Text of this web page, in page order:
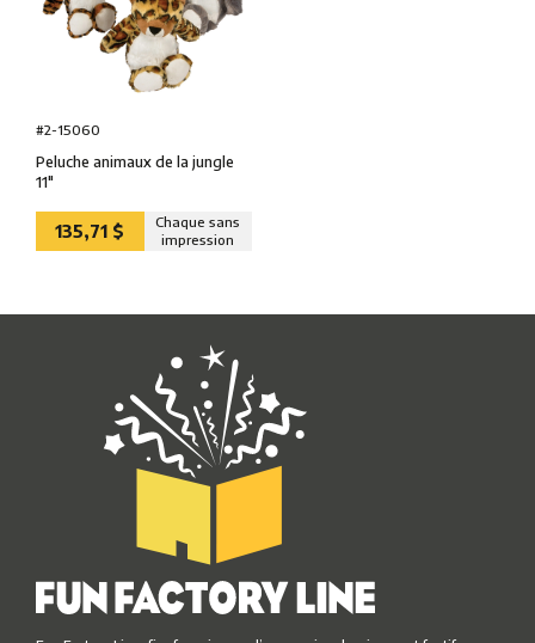
#2-15060
Peluche animaux de la jungle
11″
135,71 $
Chaque sans
impression